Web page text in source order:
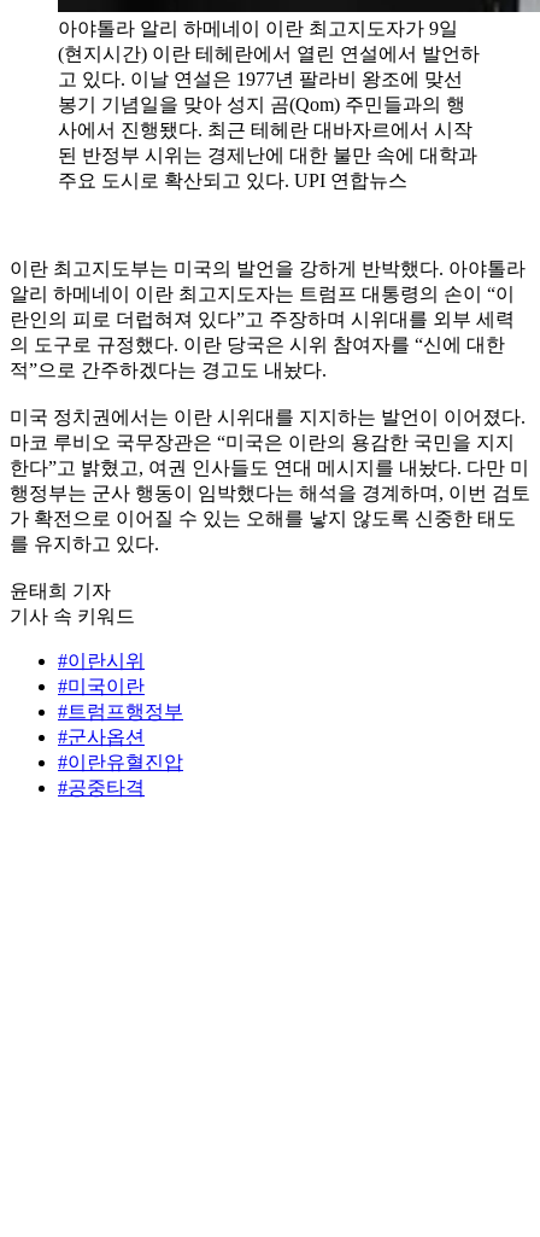
아야톨라 알리 하메네이 이란 최고지도자가 9일
(현지시간) 이란 테헤란에서 열린 연설에서 발언하
고 있다. 이날 연설은 1977년 팔라비 왕조에 맞선
봉기 기념일을 맞아 성지 곰(Qom) 주민들과의 행
사에서 진행됐다. 최근 테헤란 대바자르에서 시작
된 반정부 시위는 경제난에 대한 불만 속에 대학과
주요 도시로 확산되고 있다. UPI 연합뉴스
이란 최고지도부는 미국의 발언을 강하게 반박했다. 아야톨라
알리 하메네이 이란 최고지도자는 트럼프 대통령의 손이 “이
란인의 피로 더럽혀져 있다”고 주장하며 시위대를 외부 세력
의 도구로 규정했다. 이란 당국은 시위 참여자를 “신에 대한
적”으로 간주하겠다는 경고도 내놨다.
미국 정치권에서는 이란 시위대를 지지하는 발언이 이어졌다.
마코 루비오 국무장관은 “미국은 이란의 용감한 국민을 지지
한다”고 밝혔고, 여권 인사들도 연대 메시지를 내놨다. 다만 미
행정부는 군사 행동이 임박했다는 해석을 경계하며, 이번 검토
가 확전으로 이어질 수 있는 오해를 낳지 않도록 신중한 태도
를 유지하고 있다.
윤태희 기자
기사 속 키워드
#이란시위
#미국이란
#트럼프행정부
#군사옵션
#이란유혈진압
#공중타격